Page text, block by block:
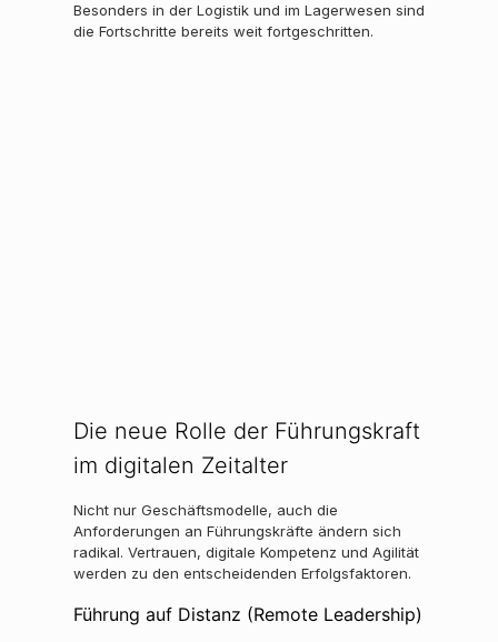
Besonders in der Logistik und im Lagerwesen sind
die Fortschritte bereits weit fortgeschritten.
Die neue Rolle der Führungskraft
im digitalen Zeitalter
Nicht nur Geschäftsmodelle, auch die
Anforderungen an Führungskräfte ändern sich
radikal. Vertrauen, digitale Kompetenz und Agilität
werden zu den entscheidenden Erfolgsfaktoren.
Führung auf Distanz (Remote Leadership)